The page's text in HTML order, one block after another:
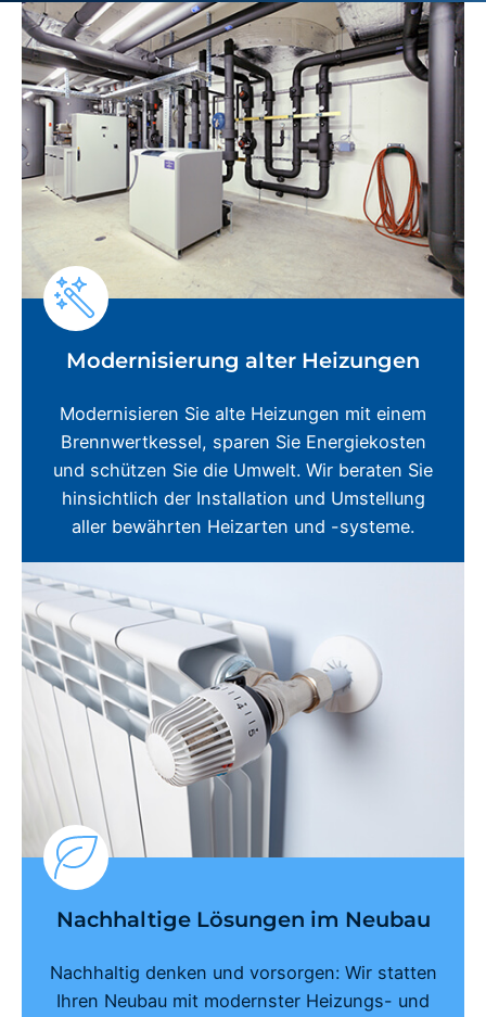
Modernisierung alter Heizungen
Modernisieren Sie alte Heizungen mit einem
Brennwertkessel, sparen Sie Energiekosten
und schützen Sie die Umwelt. Wir beraten Sie
hinsichtlich der Installation und Umstellung
aller bewährten Heizarten und -systeme.
Nachhaltige Lösungen im Neubau
Nachhaltig denken und vorsorgen: Wir statten
Ihren Neubau mit modernster Heizungs- und